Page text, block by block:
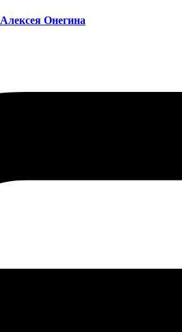
Алексея Онегина